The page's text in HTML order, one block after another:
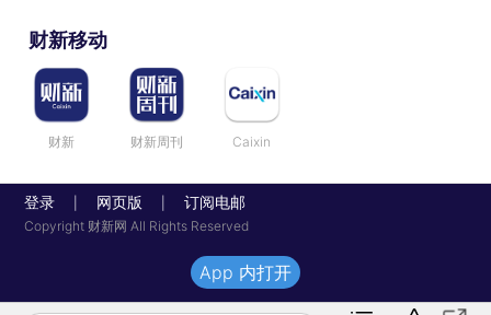
财新移动
财新 财新周刊 Caixin
登录 网页版 订阅电邮
Copyright 财新网 All Rights Reserved
App 内打开